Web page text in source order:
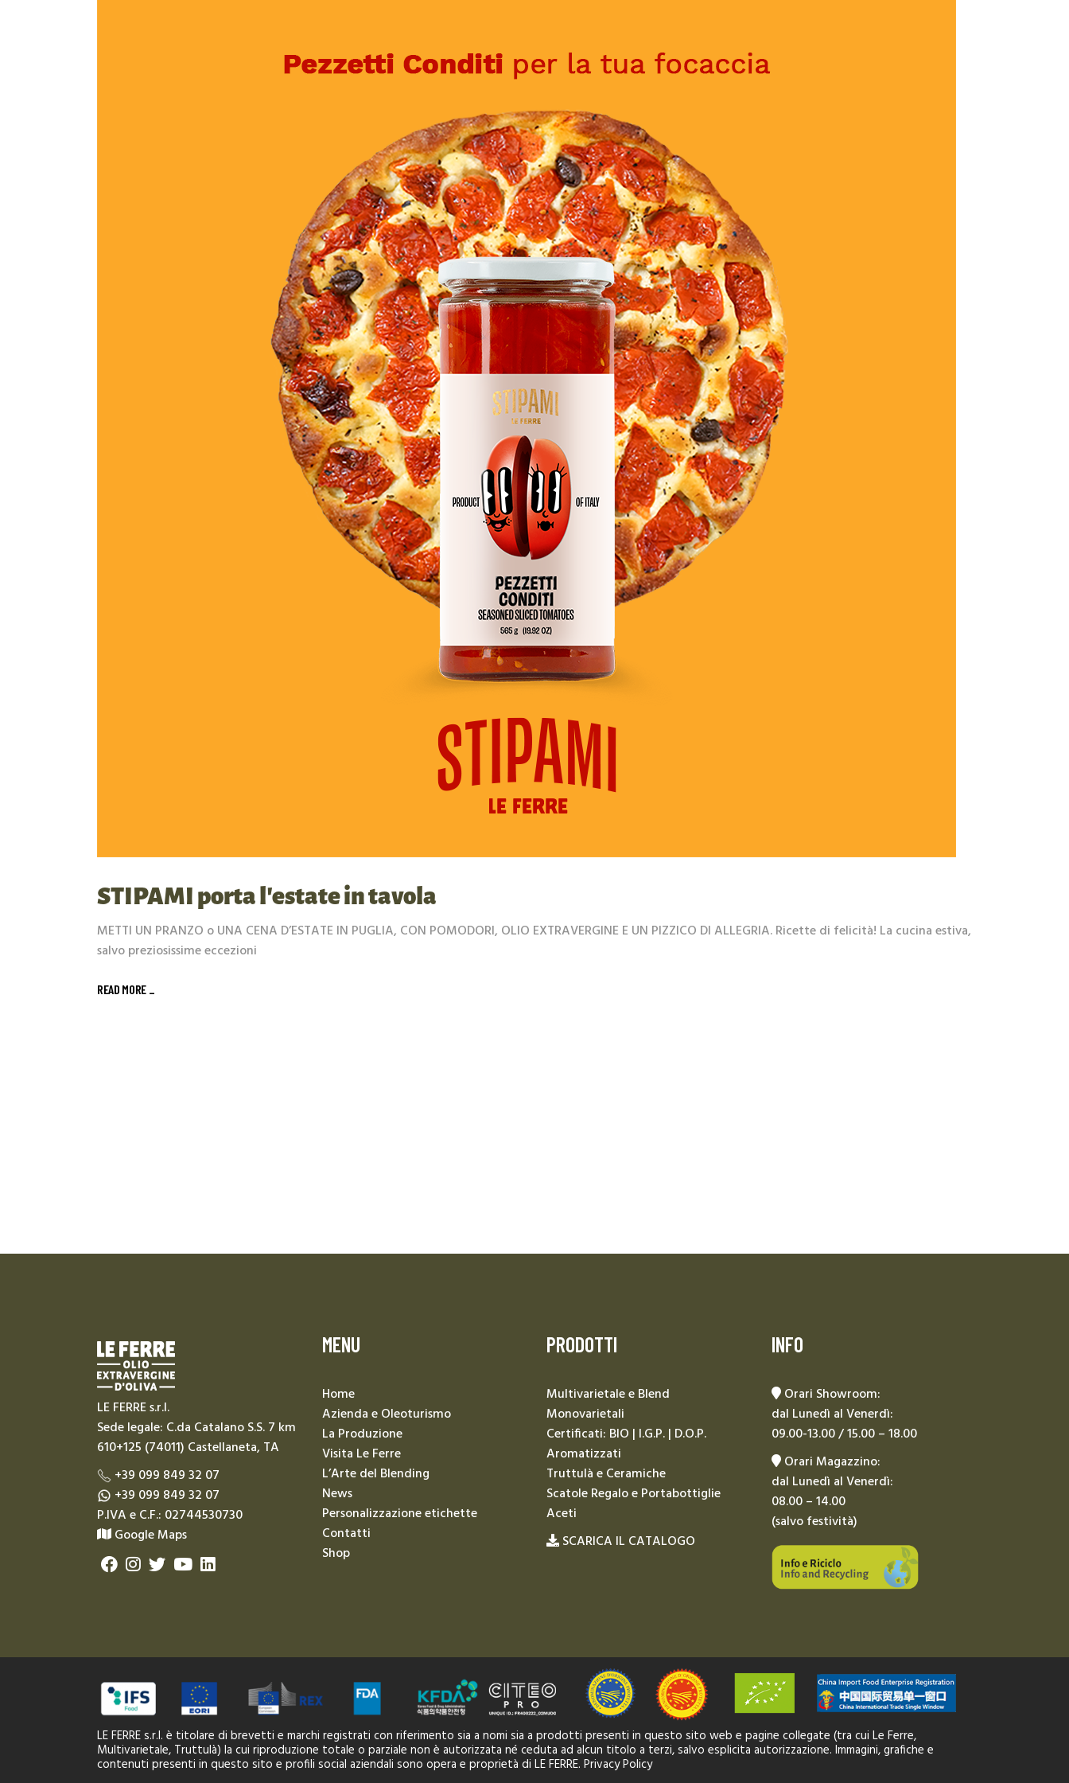
STIPAMI porta l’estate in tavola
METTI UN PRANZO o UNA CENA D’ESTATE IN PUGLIA, CON POMODORI, OLIO EXTRAVERGINE E UN PIZZICO DI ALLEGRIA. Ricette di felicità! La cucina estiva,
salvo preziosissime eccezioni
READ MORE _
LE FERRE s.r.l.
Sede legale: C.da Catalano S.S. 7 km
610+125 (74011) Castellaneta, TA
+39 099 849 32 07
+39 099 849 32 07
P.IVA e C.F.: 02744530730
Google Maps
MENU
Home
Azienda e Oleoturismo
La Produzione
Visita Le Ferre
L’Arte del Blending
News
Personalizzazione etichette
Contatti
Shop
PRODOTTI
Multivarietale e Blend
Monovarietali
Certificati: BIO | I.G.P. | D.O.P.
Aromatizzati
Truttulà e Ceramiche
Scatole Regalo e Portabottiglie
Aceti
SCARICA IL CATALOGO
INFO
Orari Showroom:
dal Lunedì al Venerdì:
09.00-13.00 / 15.00 – 18.00
Orari Magazzino:
dal Lunedì al Venerdì:
08.00 – 14.00
(salvo festività)
LE FERRE s.r.l. è titolare di brevetti e marchi registrati con riferimento sia a nomi sia a prodotti presenti in questo sito web e pagine collegate (tra cui Le Ferre,
Multivarietale, Truttulà) la cui riproduzione totale o parziale non è autorizzata né ceduta ad alcun titolo a terzi, salvo esplicita autorizzazione. Immagini, grafiche e
contenuti presenti in questo sito e profili social aziendali sono opera e proprietà di LE FERRE. Privacy Policy